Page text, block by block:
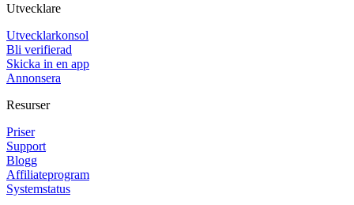
Utvecklare
Utvecklarkonsol
Bli verifierad
Skicka in en app
Annonsera
Resurser
Priser
Support
Blogg
Affiliateprogram
Systemstatus